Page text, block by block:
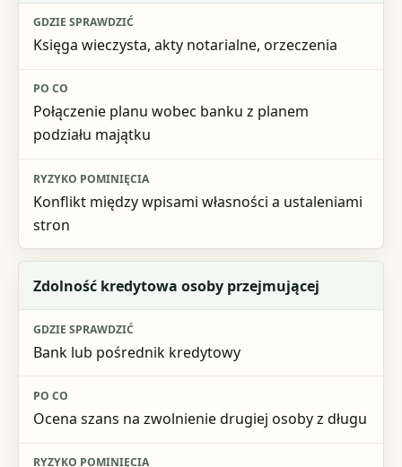
Księga wieczysta, akty notarialne, orzeczenia
Połączenie planu wobec banku z planem
podziału majątku
Konflikt między wpisami własności a ustaleniami
stron
Zdolność kredytowa osoby przejmującej
Bank lub pośrednik kredytowy
Ocena szans na zwolnienie drugiej osoby z długu